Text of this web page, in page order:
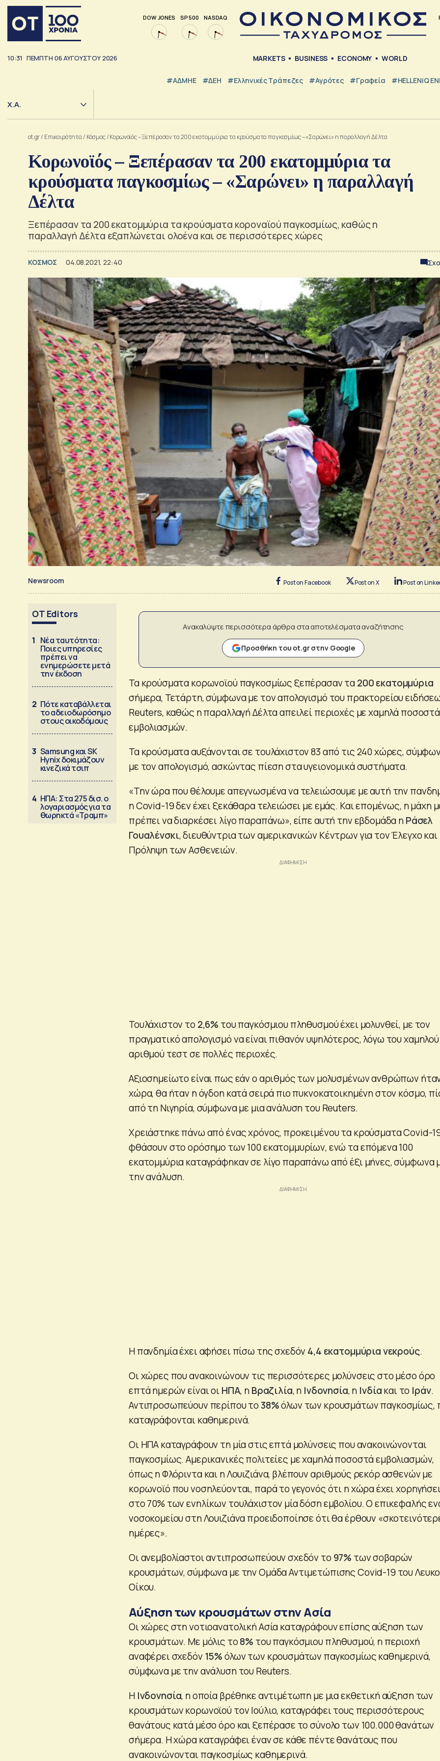
DOW JONES SP 500 NASDAQ
10:31 ΠΕΜΠΤΗ 06ΑΥΓΟΥΣΤΟΥ 2026 MARKETS BUSINESS ECONOMY WORLD
#ΑΔΜΗΕ #ΔΕΗ #ελληνικές Τράπεζες #Αγρότες #Γραφεία #HELLENiQ
Χ.Α.
ot.gr/ Επικαιρότητα / Κόσμος/Κορωνοϊός – Ξεπέρασαν τα 200 εκατομμύρια τα κρούσματα παγκοσμίως – «Σαρώνει» η παραλλαγή Δέλτα
Κορωνοϊός – Ξεπέρασαν τα 200 εκατομμύρια τα
κρούσματα παγκοσμίως – «Σαρώνει» η παραλλαγή
Δέλτα
Ξεπέρασαν τα 200 εκατομμύρια τα κρούσματα κοροναϊού παγκοσμίως, καθώς η
παραλλαγή Δέλτα εξαπλώνεται ολοένα και σε περισσότερες χώρες
ΚΟΣΜΟΣ 04.08.2021, 22:40
Newsroom Post on Facebook Post on X Post on
OT Editors
1 Νέα ταυτότητα:
Ποιες υπηρεσίες
πρέπει να
ενημερώσετε μετά
την έκδοση
2 Πότε καταβάλλεται
το αδειοδωρόσημο
στους οικοδόμους
3 Samsung και SK
Hynix δοκιμάζουν
κινεζικά τσιπ
4 ΗΠΑ: Στα 275 δισ. ο
λογαριασμός για τα
θωρηκτά «Τραμπ»
Ανακαλύψτε περισσότερα άρθρα στα αποτελέσματα αναζήτησης
Προσθήκη του ot.gr στην Google
Τα κρούσματα κορωνοϊού παγκοσμίως ξεπέρασαν τα200 εκατομμύρια
σήμερα, Τετάρτη, σύμφωνα με τον απολογισμό του πρακτορείου
Reuters, καθώς η παραλλαγή Δέλτα απειλεί περιοχές με χαμηλά ποσοστά
εμβολιασμών.
Τα κρούσματα αυξάνονται σε τουλάχιστον 83 από τις 240 χώρες,
με τον απολογισμό, ασκώντας πίεση στα υγειονομικά συστήματα.
«Την ώρα που θέλουμε απεγνωσμένα να τελειώσουμε με αυτή την
η Covid-19 δεν έχει ξεκάθαρα τελειώσει με εμάς. Και επομένως, η μάχη
πρέπει να διαρκέσει λίγο παραπάνω», είπε αυτή την εβδομάδα ηΡάσελ
Γουαλένσκι, διευθύντρια των αμερικανικών Κέντρων για τον Έλεγχο
Πρόληψη των Ασθενειών.
Τουλάχιστον το2,6% του παγκόσμιου πληθυσμού έχει μολυνθεί, με τον
πραγματικό απολογισμό να είναι πιθανόν υψηλότερος, λόγω του χαμηλού
αριθμού τεστ σε πολλές περιοχές.
Αξιοσημείωτο είναι πως εάν ο αριθμός των μολυσμένων ανθρώπων
χώρα, θα ήταν η όγδοη κατά σειρά πιο πυκνοκατοικημένη στον κόσμο,
από τη Νιγηρία, σύμφωνα με μια ανάλυση του Reuters.
Χρειάστηκε πάνω από ένας χρόνος, προκειμένου τα κρούσματα Covid-
φθάσουν στο ορόσημο των 100 εκατομμυρίων, ενώ τα επόμενα 100
εκατομμύρια καταγράφηκαν σε λίγο παραπάνω από έξι μήνες, σύμφωνα
την ανάλυση.
Η πανδημία έχει αφήσει πίσω της σχεδόν 4,4 εκατομμύρια νεκρούς.
Οι χώρες που ανακοινώνουν τις περισσότερες μολύνσεις στο μέσο όρο
επτά ημερών είναι οιΗΠΑ, ηΒραζιλία, η Ινδονησία, η Ινδίακαι το Ιράν.
Αντιπροσωπεύουν περίπου το38%όλων των κρουσμάτων παγκοσμίως,
καταγράφονται καθημερινά.
Οι ΗΠΑ καταγράφουν τη μία στις επτά μολύνσεις που ανακοινώνονται
παγκοσμίως. Αμερικανικές πολιτείες με χαμηλά ποσοστά εμβολιασμών,
όπως η Φλόριντα και η Λουιζιάνα, βλέπουν αριθμούς ρεκόρ ασθενών με
κορωνοϊό που νοσηλεύονται, παρά το γεγονός ότι η χώρα έχει
στο 70% των ενηλίκων τουλάχιστον μία δόση εμβολίου. Ο επικεφαλής
νοσοκομείου στη Λουιζιάνα προειδοποίησε ότι θα έρθουν
ημέρες».
Οι ανεμβολίαστοι αντιπροσωπεύουν σχεδόν το97% των σοβαρών
κρουσμάτων, σύμφωνα με την Ομάδα Αντιμετώπισης Covid-19 του
Οίκου.
Αύξηση των κρουσμάτων στην Ασία
Οι χώρες στη νοτιοανατολική Ασία καταγράφουν επίσης αύξηση των
κρουσμάτων. Με μόλις το8% του παγκόσμιου πληθυσμού, η περιοχή
αναφέρει σχεδόν 15%όλων των κρουσμάτων παγκοσμίως καθημερινά,
σύμφωνα με την ανάλυση του Reuters.
Η Ινδονησία, η οποία βρέθηκε αντιμέτωπη με μια εκθετική αύξηση των
κρουσμάτων κορωνοϊού τον Ιούλιο, καταγράφει τους περισσότερους
θανάτους κατά μέσο όρο και ξεπέρασε το σύνολο των 100.000 θανάτων
σήμερα. Η χώρα καταγράφει έναν σε κάθε πέντε θανάτους που
ανακοινώνονται παγκοσμίως καθημερινά.